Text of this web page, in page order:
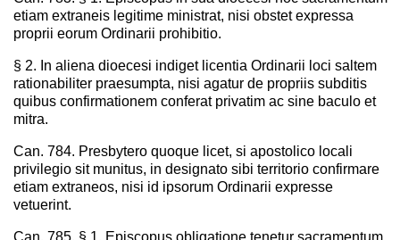
etiam extraneis legitime ministrat, nisi obstet expressa
proprii eorum Ordinarii prohibitio.
§ 2. In aliena dioecesi indiget licentia Ordinarii loci saltem
rationabiliter praesumpta, nisi agatur de propriis subditis
quibus confirmationem conferat privatim ac sine baculo et
mitra.
Can. 784. Presbytero quoque licet, si apostolico locali
privilegio sit munitus, in designato sibi territorio confirmare
etiam extraneos, nisi id ipsorum Ordinarii expresse
vetuerint.